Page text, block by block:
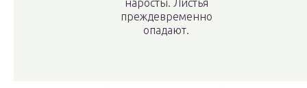
наросты. Листья
преждевременно
опадают.